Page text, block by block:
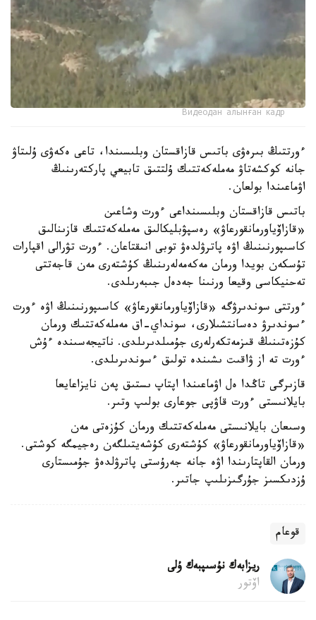
Видеодан алынған кадр
ءورتتىڭ بىرەۋى باتىس قازاقستان وبلىسىندا، تاعى ەكەۋى ۇلىتاۋ
جانە كوكشەتاۋ مەملەكەتتىك ۇلتتىق تابيعي پاركتەرىنىڭ
اۋماعىندا بولعان.
باتىس قازاقستان وبلىسىنداعى ءورت وشاعىن
«قازاۆياورمانقورعاۋ» رەسپۋبليكالىق مەملەكەتتىك قازىنالىق
كاسىپورنىنىڭ اۋە پاترۋلدەۋ توبى انىقتاعان. ءورت تۋرالى اقپارات
تۇسكەن بويدا ورمان مەكەمەلەرىنىڭ كۇشتەرى مەن قاجەتتى
تەحنيكاسى وقيعا ورنىنا جەدەل جىبەرىلدى.
ءورتتى سوندىرۋگە «قازاۆياورمانقورعاۋ» كاسىپورنىنىڭ اۋە ءورت
ءسوندىرۋ دەسانتشىلارى، سونداي-اق مەملەكەتتىك ورمان
كۇزەتىنىڭ قىزمەتكەرلەرى جۇمىلدىرىلدى. ناتيجەسىندە ءۇش
ءورت تە از ۋاقىت ىشىندە تولىق ءسوندىرىلدى.
قازىرگى تاڭدا ەل اۋماعىندا اپتاپ ىستىق پەن نايزاعايعا
بايلانىستى ءورت قاۋپى جوعارى بولىپ وتىر.
وسىعان بايلانىستى مەملەكەتتىك ورمان كۇزەتى مەن
«قازاۆياورمانقورعاۋ» كۇشتەرى كۇشەيتىلگەن رەجيمگە كوشتى.
ورمان القاپتارىندا اۋە جانە جەرۇستى پاترۋلدەۋ جۇمىستارى
ۇزدىكسىز جۇرگىزىلىپ جاتىر.
قوعام
ريزابەك نۇسىپبەك ۇلى
اۆتور